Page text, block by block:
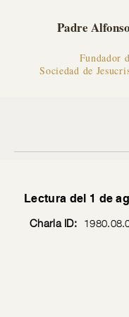
Padre
Fundador
Sociedad de
Lectura del 1 de
Charla ID: